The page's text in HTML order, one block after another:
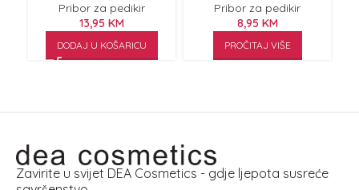
Pribor za pedikir
13,95 KM
DODAJ U KOŠARICU
Pribor za pedikir
8,95 KM
PROČITAJ VIŠE
Zavirite u svijet DEA Cosmetics - gdje ljepota susreće